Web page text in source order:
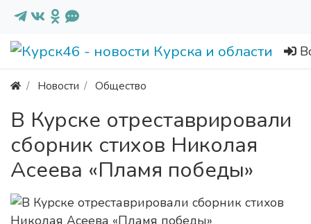
Новости Общество
В Курске отреставрировали
сборник стихов Николая
Асеева «Пламя победы»